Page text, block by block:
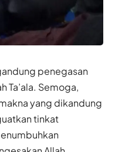
penegasan
Ta’ala. Semoga,
yang dikandung
tinkat